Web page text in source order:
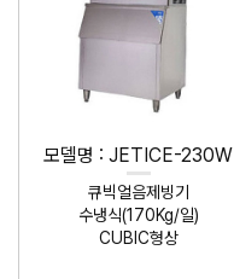
모델명 : JETICE-230W
큐빅얼음제빙기
수냉식(170Kg/일)
CUBIC형상